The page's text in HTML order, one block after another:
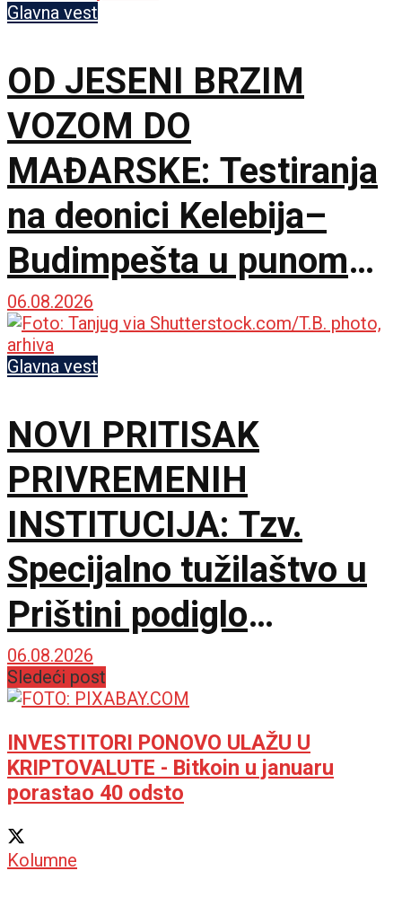
Glavna vest
OD JESENI BRZIM
VOZOM DO
MAĐARSKE: Testiranja
na deonici Kelebija–
Budimpešta u punom
jeku, na redu i pasoške
kontrole
06.08.2026
Glavna vest
NOVI PRITISAK
PRIVREMENIH
INSTITUCIJA: Tzv.
Specijalno tužilaštvo u
Prištini podiglo
optužnicu protiv 20
Srba za navodne ratne
zločine u Đakovici
06.08.2026
Sledeći post
INVESTITORI PONOVO ULAŽU U
KRIPTOVALUTE - Bitkoin u januaru
porastao 40 odsto
Kolumne